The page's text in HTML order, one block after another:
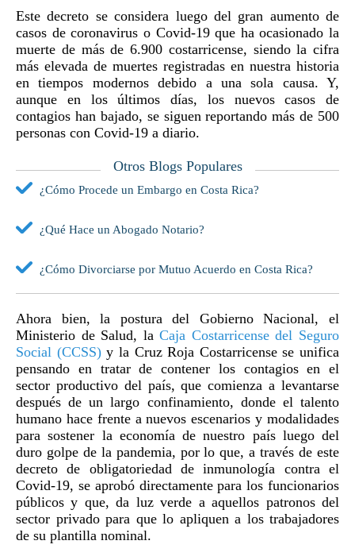
Este decreto se considera luego del gran aumento de
casos de coronavirus o Covid‑19 que ha ocasionado la
muerte de más de 6.900 costarricense, siendo la cifra
más elevada de muertes registradas en nuestra historia
en tiempos modernos debido a una sola causa. Y,
aunque en los últimos días, los nuevos casos de
contagios han bajado, se siguen reportando más de 500
personas con Covid-19 a diario.
Otros Blogs Populares
¿Cómo Procede un Embargo en Costa Rica?
¿Qué Hace un Abogado Notario?
¿Cómo Divorciarse por Mutuo Acuerdo en Costa Rica?
Ahora bien, la postura del Gobierno Nacional, el
Ministerio de Salud, laCaja Costarricense del Seguro
Social (CCSS)y la Cruz Roja Costarricense se unifica
pensando en tratar de contener los contagios en el
sector productivo del país, que comienza a levantarse
después de un largo confinamiento, donde el talento
humano hace frente a nuevos escenarios y modalidades
para sostener la economía de nuestro país luego del
duro golpe de la pandemia, por lo que, a través de este
decreto de obligatoriedad de inmunología contra el
Covid-19, se aprobó directamente para los funcionarios
públicos y que, da luz verde a aquellos patronos del
sector privado para que lo apliquen a los trabajadores
de su plantilla nominal.